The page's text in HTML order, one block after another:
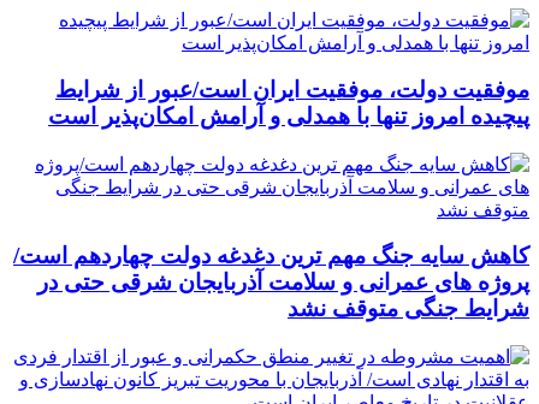
موفقیت دولت، موفقیت ایران است/عبور از شرایط
پیچیده امروز تنها با همدلی و آرامش امکان‌پذیر است
کاهش سایه جنگ مهم ‌ترین دغدغه دولت چهاردهم است/
پروژه ‌های عمرانی و سلامت آذربایجان شرقی حتی در
شرایط جنگی متوقف نشد